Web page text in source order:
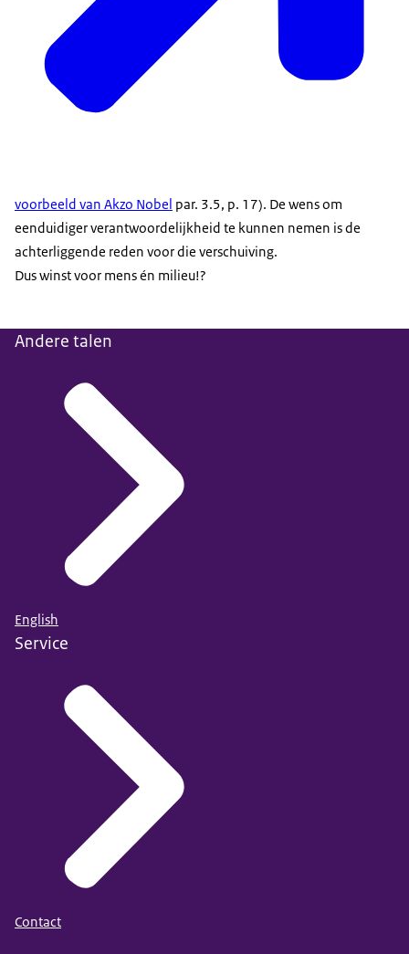
voorbeeld van Akzo Nobel par. 3.5, p. 17). De wens om
eenduidiger verantwoordelijkheid te kunnen nemen is de
achterliggende reden voor die verschuiving.
Dus winst voor mens én milieu!?
Andere talen
English
Service
Contact